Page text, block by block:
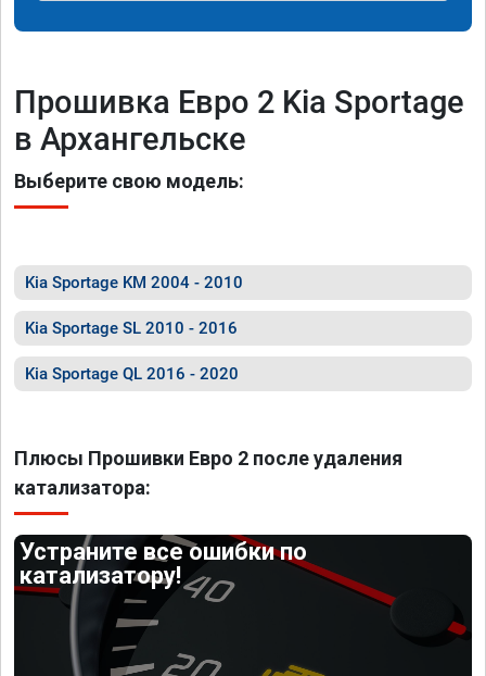
Прошивка Евро 2 Kia Sportage
в Архангельске
Выберите свою модель:
Kia Sportage KM 2004 - 2010
Kia Sportage SL 2010 - 2016
Kia Sportage QL 2016 - 2020
Плюсы Прошивки Евро 2 после удаления
катализатора:
Устраните все ошибки по
катализатору!